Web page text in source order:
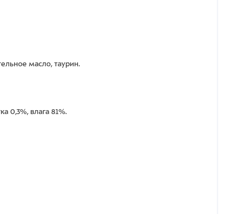
масло, таурин.
0,3%, влага 81%.